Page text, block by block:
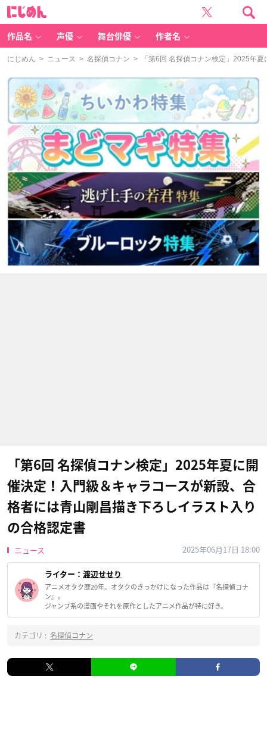
作品名 声優 舞台俳優 作者名
にじめん > ニュース > 名探偵コナン > 「第6回 名探偵コナン検定」2025年夏
「第6回 名探偵コナン検定」2025年夏に開
催決定！入門級＆キャラコースが新設、合
格者には青山剛昌描き下ろしイラスト入り
の合格認定書
ニュース 2025年06月17日 18:00
ライター： 渡辺せせり
アニメオタク歴20年。オタクのきっかけになった作品は『名探偵コナ
ン』。
ジャンプ系の漫画やそれを原作としたアニメ作品が特に好き。
カテゴリ : 名探偵コナン